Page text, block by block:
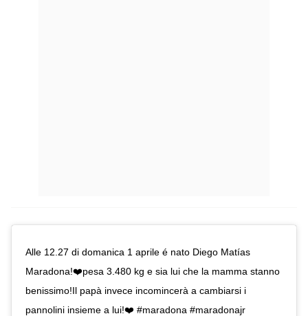
Alle 12.27 di domanica 1 aprile é nato Diego Matías
Maradona!❤️pesa 3.480 kg e sia lui che la mamma stanno
benissimo!Il papà invece incomincerà a cambiarsi i
pannolini insieme a lui!❤️ #maradona #maradonajr